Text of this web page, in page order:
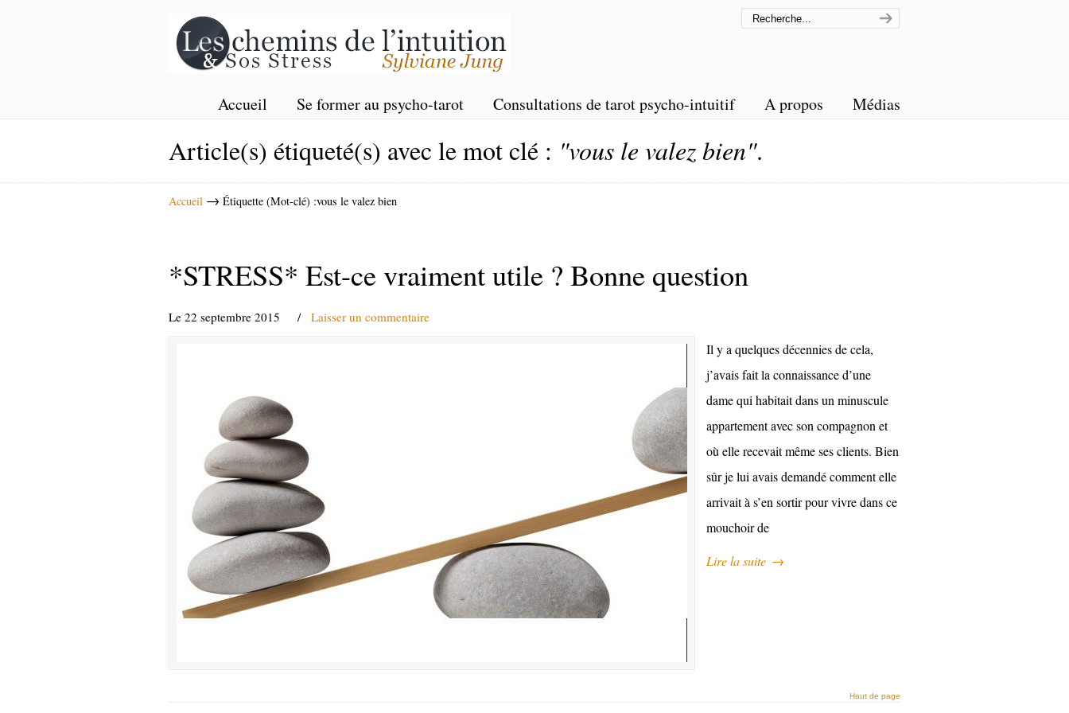
Accueil Se former au psycho-tarot Consultations de tarot psycho-intuitif A propos Médias
Article(s) étiqueté(s) avec le mot clé : "vous le valez bien".
Accueil → Étiquette (Mot-clé) :vous le valez bien
*STRESS* Est-ce vraiment utile ? Bonne question
Le 22 septembre 2015 / Laisser un commentaire
Il y a quelques décennies de cela,
j’avais fait la connaissance d’une
dame qui habitait dans un minuscule
appartement avec son compagnon et
où elle recevait même ses clients. Bien
sûr je lui avais demandé comment elle
arrivait à s’en sortir pour vivre dans ce
mouchoir de
Lire la suite →
Haut de page